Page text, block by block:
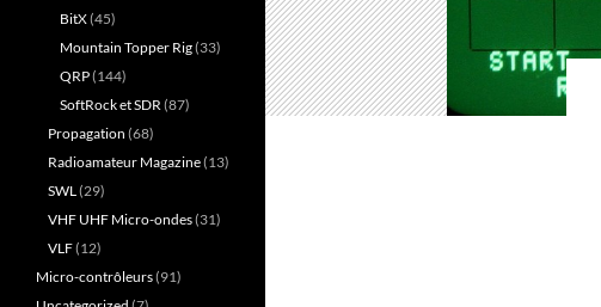
BitX(45)
Mountain Topper Rig(33)
QRP(144)
SoftRock et SDR(87)
Propagation (68)
Radioamateur Magazine(13)
SWL(29)
VHF UHF Micro-ondes(31)
VLF(12)
Micro-contrôleurs(91)